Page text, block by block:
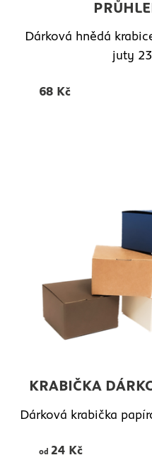
Dárková hnědá
juty
68Kč
KRABIČKA
Dárková krabička
od 24Kč